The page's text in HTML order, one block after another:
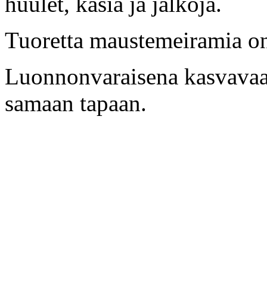
Tuoretta maustemeiramia
Luonnonvaraisena
samaan tapaan.